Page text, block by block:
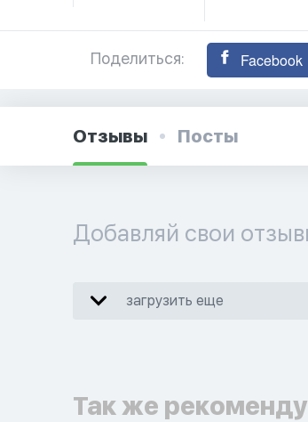
Поделиться: Facebook
Отзывы Посты
Добавляй свои
загрузить еще
Так же